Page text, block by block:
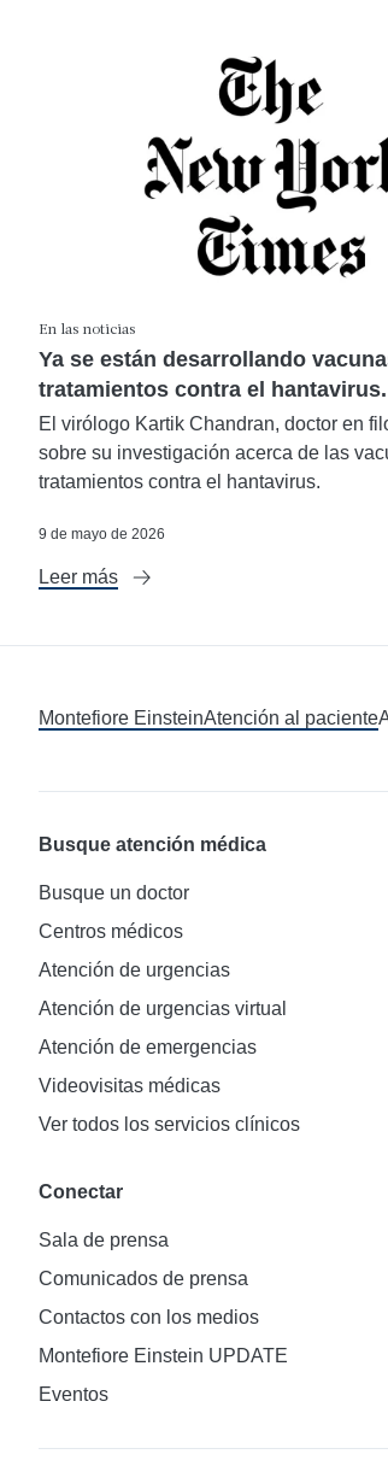
En las noticias
Ya se están desarrollando
tratamientos contra el hantavirus.
El virólogo Kartik Chandran, doctor en
sobre su investigación acerca de las
tratamientos contra el hantavirus.
9 de mayo de 2026
Leer más
Montefiore EinsteinAtención al paciente
Busque atención médica
Busque un doctor
Centros médicos
Atención de urgencias
Atención de urgencias virtual
Atención de emergencias
Videovisitas médicas
Ver todos los servicios clínicos
Conectar
Sala de prensa
Comunicados de prensa
Contactos con los medios
Montefiore Einstein UPDATE
Eventos